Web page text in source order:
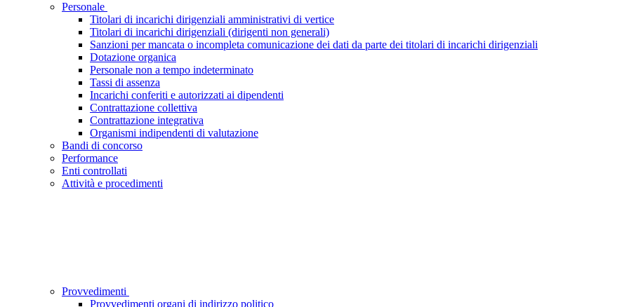
Personale
Titolari di incarichi dirigenziali amministrativi di vertice
Titolari di incarichi dirigenziali (dirigenti non generali)
Sanzioni per mancata o incompleta comunicazione dei dati da parte dei titolari di incarichi dirigenziali
Dotazione organica
Personale non a tempo indeterminato
Tassi di assenza
Incarichi conferiti e autorizzati ai dipendenti
Contrattazione collettiva
Contrattazione integrativa
Organismi indipendenti di valutazione
Bandi di concorso
Performance
Enti controllati
Attività e procedimenti
Provvedimenti
Provvedimenti organi di indirizzo politico